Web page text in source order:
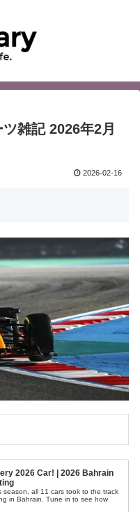
雑記 2026年2月
2026-02-16
2026 Car! | 2026 Bahrain
season, all 11 cars took to the track
in Bahrain. Tune in to see how